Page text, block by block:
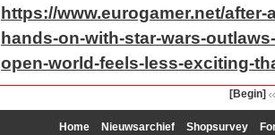
https://www.eurogamer.net/
hands-on-with-star-wars-
open-world-feels-less-exciting-
[Begin]
Home Nieuwsarchief Shopsurvey